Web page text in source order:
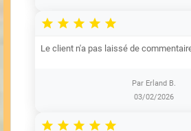
    
Le client n'a pas laissé de
Par Erland B.
03/02/2026
    